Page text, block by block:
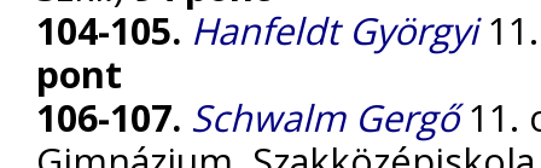
104-105. Hanfeldt Györgyi
pont
106-107. Schwalm Gergő11.